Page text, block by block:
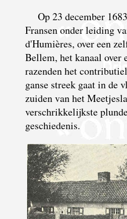
Op 23 december
Fransen onder leiding
d'Humières, over een
Bellem, het kanaal over
razenden het
ganse streek gaat in de
zuiden van het
verschrikkelijkste
geschiedenis.